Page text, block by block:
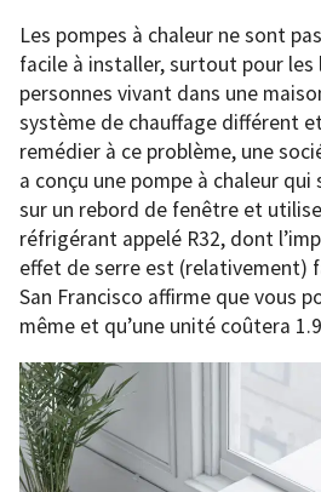
Les pompes à chaleur ne sont
facile à installer, surtout pour les
personnes vivant dans une
système de chauffage différent
remédier à ce problème, une
a conçu une pompe à chaleur
sur un rebord de fenêtre et
réfrigérant appelé R32, dont
effet de serre est (relativement)
San Francisco affirme que vous
même et qu’une unité coûtera